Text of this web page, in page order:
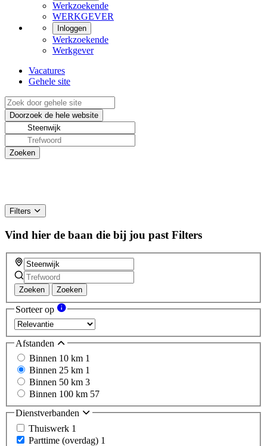
Werkzoekende
WERKGEVER
Inloggen
Werkzoekende
Werkgever
Vacatures
Gehele site
Filters
Vind hier de baan die bij jou past Filters
Zoeken Zoeken
Sorteer op
Afstanden
Binnen 10 km 1
Binnen 25 km 1
Binnen 50 km 3
Binnen 100 km 57
Dienstverbanden
Thuiswerk 1
Parttime (overdag) 1